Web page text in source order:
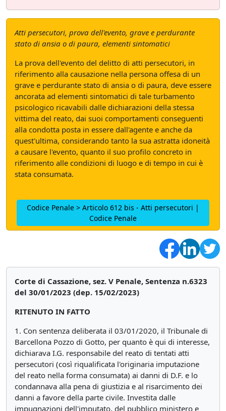
Atti persecutori, prova dell'evento, grave e perdurante
stato di ansia o di paura, elementi sintomatici
La prova dell'evento del delitto di atti persecutori, in
riferimento alla causazione nella persona offesa di un
grave e perdurante stato di ansia o di paura, deve essere
ancorata ad elementi sintomatici di tale turbamento
psicologico ricavabili dalle dichiarazioni della stessa
vittima del reato, dai suoi comportamenti conseguenti
alla condotta posta in essere dall'agente e anche da
quest'ultima, considerando tanto la sua astratta idoneità
a causare l'evento, quanto il suo profilo concreto in
riferimento alle condizioni di luogo e di tempo in cui è
stata consumata.
Codice Penale > Articolo 612 bis - Atti persecutori |
Codice Penale
Corte di Cassazione, sez. V Penale, Sentenza n.6323
del 30/01/2023 (dep. 15/02/2023)
RITENUTO IN FATTO
1. Con sentenza deliberata il 03/01/2020, il Tribunale di
Barcellona Pozzo di Gotto, per quanto è qui di interesse,
dichiarava I.G. responsabile del reato di tentati atti
persecutori (così riqualificata l'originaria imputazione
del reato nella forma consumata) ai danni di D.F. e lo
condannava alla pena di giustizia e al risarcimento dei
danni a favore della parte civile. Investita dalle
impugnazioni dell'imputato, del pubblico ministero e